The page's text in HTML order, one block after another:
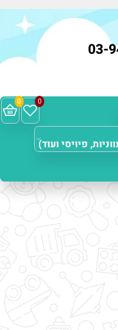
03-
0 0
פיויסי ועוד)